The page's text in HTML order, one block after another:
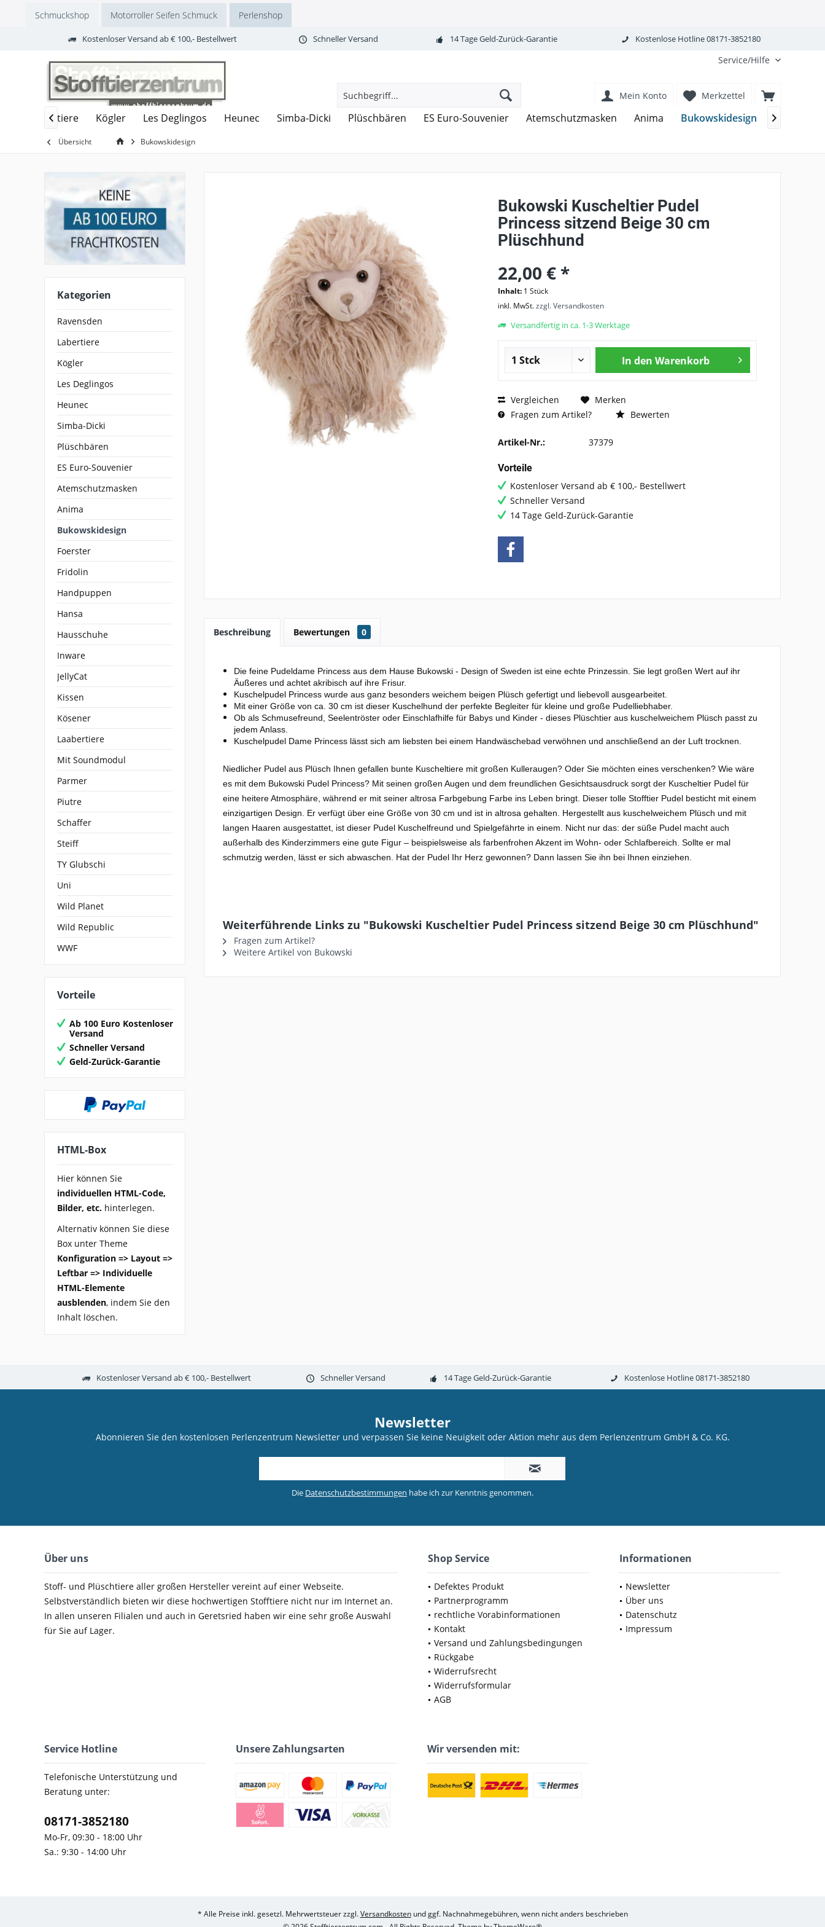
Schmuckshop Motorroller Seifen Schmuck Perlenshop
Kostenloser Versand ab € 100,- Bestellwert Schneller Versand 14 Tage Geld-Zurück-Garantie Kostenlose Hotline 08171-3852180
Service/Hilfe
Merkzettel
Mein Konto
Labertiere Kögler Les Deglingos Heunec Simba-Dicki Plüschbären ES Euro-Souvenier Atemschutzmasken Anima Bukowskidesign Foerster
 
Übersicht Bukowskidesign
Kategorien
Ravensden
Labertiere
Kögler
Les Deglingos
Heunec
Simba-Dicki
Plüschbären
ES Euro-Souvenier
Atemschutzmasken
Anima
Bukowskidesign
Foerster
Fridolin
Handpuppen
Hansa
Hausschuhe
Inware
JellyCat
Kissen
Kösener
Laabertiere
Mit Soundmodul
Parmer
Piutre
Schaffer
Steiff
TY Glubschi
Uni
Wild Planet
Wild Republic
WWF
Vorteile
Ab 100 Euro Kostenloser
Versand
Schneller Versand
Geld-Zurück-Garantie
HTML-Box
Hier können Sie
individuellen HTML-Code,
Bilder, etc. hinterlegen.
Alternativ können Sie diese
Box unter Theme
Konfiguration => Layout =>
Leftbar => Individuelle
HTML-Elemente
ausblenden, indem Sie den
Inhalt löschen.
Bukowski Kuscheltier Pudel
Princess sitzend Beige 30 cm
Plüschhund
22,00 € *
Inhalt: 1 Stück
inkl. MwSt.zzgl. Versandkosten
Versandfertig in ca. 1-3 Werktage
In den Warenkorb
Vergleichen
Merken
Fragen zum Artikel?
Bewerten
Artikel-Nr.: 37379
Vorteile
Kostenloser Versand ab € 100,- Bestellwert
Schneller Versand
14 Tage Geld-Zurück-Garantie
Beschreibung Bewertungen 0
Die feine Pudeldame Princess aus dem Hause Bukowski - Design of Sweden ist eine echte Prinzessin. Sie legt großen Wert auf ihr
Äußeres und achtet akribisch auf ihre Frisur.
Kuschelpudel Princess wurde aus ganz besonders weichem beigen Plüsch gefertigt und liebevoll ausgearbeitet.
Mit einer Größe von ca. 30 cm ist dieser Kuschelhund der perfekte Begleiter für kleine und große Pudelliebhaber.
Ob als Schmusefreund, Seelentröster oder Einschlafhilfe für Babys und Kinder - dieses Plüschtier aus kuschelweichem Plüsch passt zu
jedem Anlass.
Kuschelpudel Dame Princess lässt sich am liebsten bei einem Handwäschebad verwöhnen und anschließend an der Luft trocknen.
Niedlicher Pudel aus Plüsch Ihnen gefallen bunte Kuscheltiere mit großen Kulleraugen? Oder Sie möchten eines verschenken? Wie wäre
es mit dem Bukowski Pudel Princess? Mit seinen großen Augen und dem freundlichen Gesichtsausdruck sorgt der Kuscheltier Pudel für
eine heitere Atmosphäre, während er mit seiner altrosa Farbgebung Farbe ins Leben bringt. Dieser tolle Stofftier Pudel besticht mit einem
einzigartigen Design. Er verfügt über eine Größe von 30 cm und ist in altrosa gehalten. Hergestellt aus kuschelweichem Plüsch und mit
langen Haaren ausgestattet, ist dieser Pudel Kuschelfreund und Spielgefährte in einem. Nicht nur das: der süße Pudel macht auch
außerhalb des Kinderzimmers eine gute Figur – beispielsweise als farbenfrohen Akzent im Wohn- oder Schlafbereich. Sollte er mal
schmutzig werden, lässt er sich abwaschen. Hat der Pudel Ihr Herz gewonnen? Dann lassen Sie ihn bei Ihnen einziehen.
Weiterführende Links zu "Bukowski Kuscheltier Pudel Princess sitzend Beige 30 cm Plüschhund"
Fragen zum Artikel?
Weitere Artikel von Bukowski
Kostenloser Versand ab € 100,- Bestellwert Schneller Versand 14 Tage Geld-Zurück-Garantie Kostenlose Hotline 08171-3852180
Newsletter
Abonnieren Sie den kostenlosen Perlenzentrum Newsletter und verpassen Sie keine Neuigkeit oder Aktion mehr aus dem Perlenzentrum GmbH & Co. KG.
Die Datenschutzbestimmungen habe ich zur Kenntnis genommen.
Über uns
Stoff- und Plüschtiere aller großen Hersteller vereint auf einer Webseite.
Selbstverständlich bieten wir diese hochwertigen Stofftiere nicht nur im Internet an.
In allen unseren Filialen und auch in Geretsried haben wir eine sehr große Auswahl
für Sie auf Lager.
Shop Service
Defektes Produkt
Partnerprogramm
rechtliche Vorabinformationen
Kontakt
Versand und Zahlungsbedingungen
Rückgabe
Widerrufsrecht
Widerrufsformular
AGB
Informationen
Newsletter
Über uns
Datenschutz
Impressum
Service Hotline
Telefonische Unterstützung und
Beratung unter:
08171-3852180
Mo-Fr, 09:30 - 18:00 Uhr
Sa.: 9:30 - 14:00 Uhr
Unsere Zahlungsarten Wir versenden mit:
* Alle Preise inkl. gesetzl. Mehrwertsteuer zzgl.Versandkostenund ggf. Nachnahmegebühren, wenn nicht anders beschrieben